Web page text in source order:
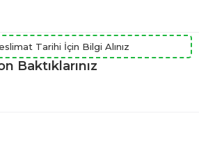
Tarihi İçin Bilgi Alınız
Baktıklarınız